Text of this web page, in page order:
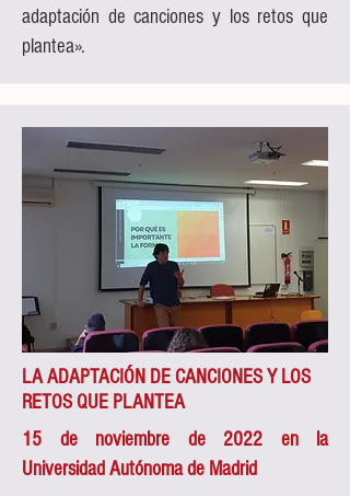
adaptación de canciones y los retos que
plantea».
LA ADAPTACIÓN DE CANCIONES Y LOS
RETOS QUE PLANTEA
15 de noviembre de 2022 en la
Universidad Autónoma de Madrid